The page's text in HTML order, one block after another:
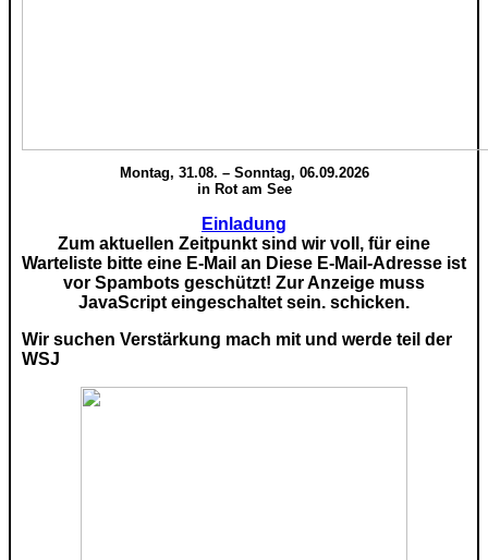
Montag, 31.08. – Sonntag, 06.09.2026
in Rot am See
Einladung
Zum aktuellen Zeitpunkt sind wir voll, für eine
Warteliste bitte eine E-Mail an Diese E-Mail-Adresse ist
vor Spambots geschützt! Zur Anzeige muss
JavaScript eingeschaltet sein. schicken.
Wir suchen Verstärkung mach mit und werde teil der
WSJ